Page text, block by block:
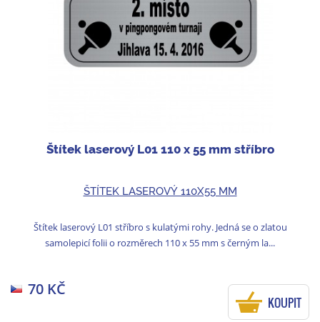
Štítek laserový L01 110 x 55 mm stříbro
ŠTÍTEK LASEROVÝ 110X55 MM
Štítek laserový L01 stříbro s kulatými rohy. Jedná se o zlatou
samolepicí folii o rozměrech 110 x 55 mm s černým la...
70 KČ
KOUPIT